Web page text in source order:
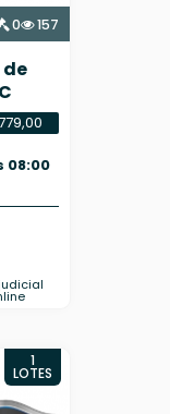
0 157
de
08:00
1
LOTES